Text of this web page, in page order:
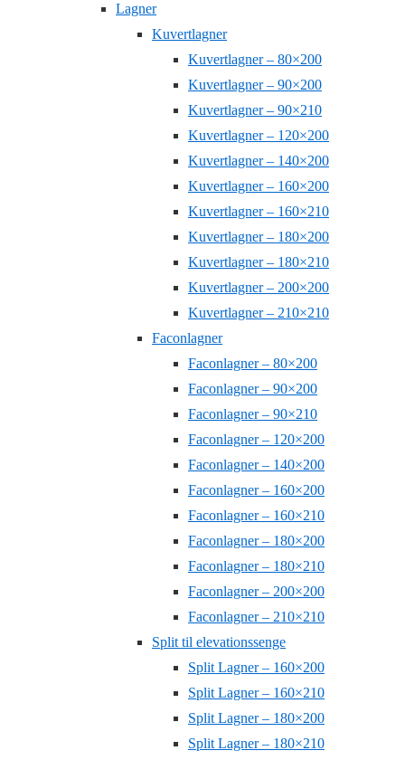
Lagner
Kuvertlagner
Kuvertlagner – 80×200
Kuvertlagner – 90×200
Kuvertlagner – 90×210
Kuvertlagner – 120×200
Kuvertlagner – 140×200
Kuvertlagner – 160×200
Kuvertlagner – 160×210
Kuvertlagner – 180×200
Kuvertlagner – 180×210
Kuvertlagner – 200×200
Kuvertlagner – 210×210
Faconlagner
Faconlagner – 80×200
Faconlagner – 90×200
Faconlagner – 90×210
Faconlagner – 120×200
Faconlagner – 140×200
Faconlagner – 160×200
Faconlagner – 160×210
Faconlagner – 180×200
Faconlagner – 180×210
Faconlagner – 200×200
Faconlagner – 210×210
Split til elevationssenge
Split Lagner – 160×200
Split Lagner – 160×210
Split Lagner – 180×200
Split Lagner – 180×210